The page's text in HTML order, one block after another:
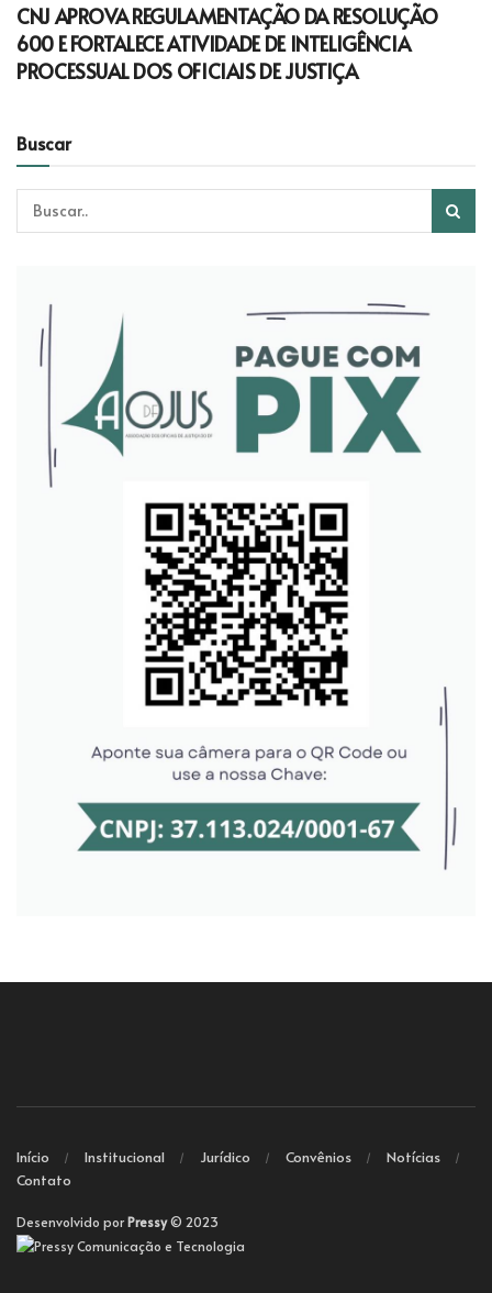
CNJ APROVA REGULAMENTAÇÃO DA RESOLUÇÃO
600 E FORTALECE ATIVIDADE DE INTELIGÊNCIA
PROCESSUAL DOS OFICIAIS DE JUSTIÇA
Buscar
Início Institucional Jurídico Convênios
Notícias
Contato
Desenvolvido porPressy© 2023